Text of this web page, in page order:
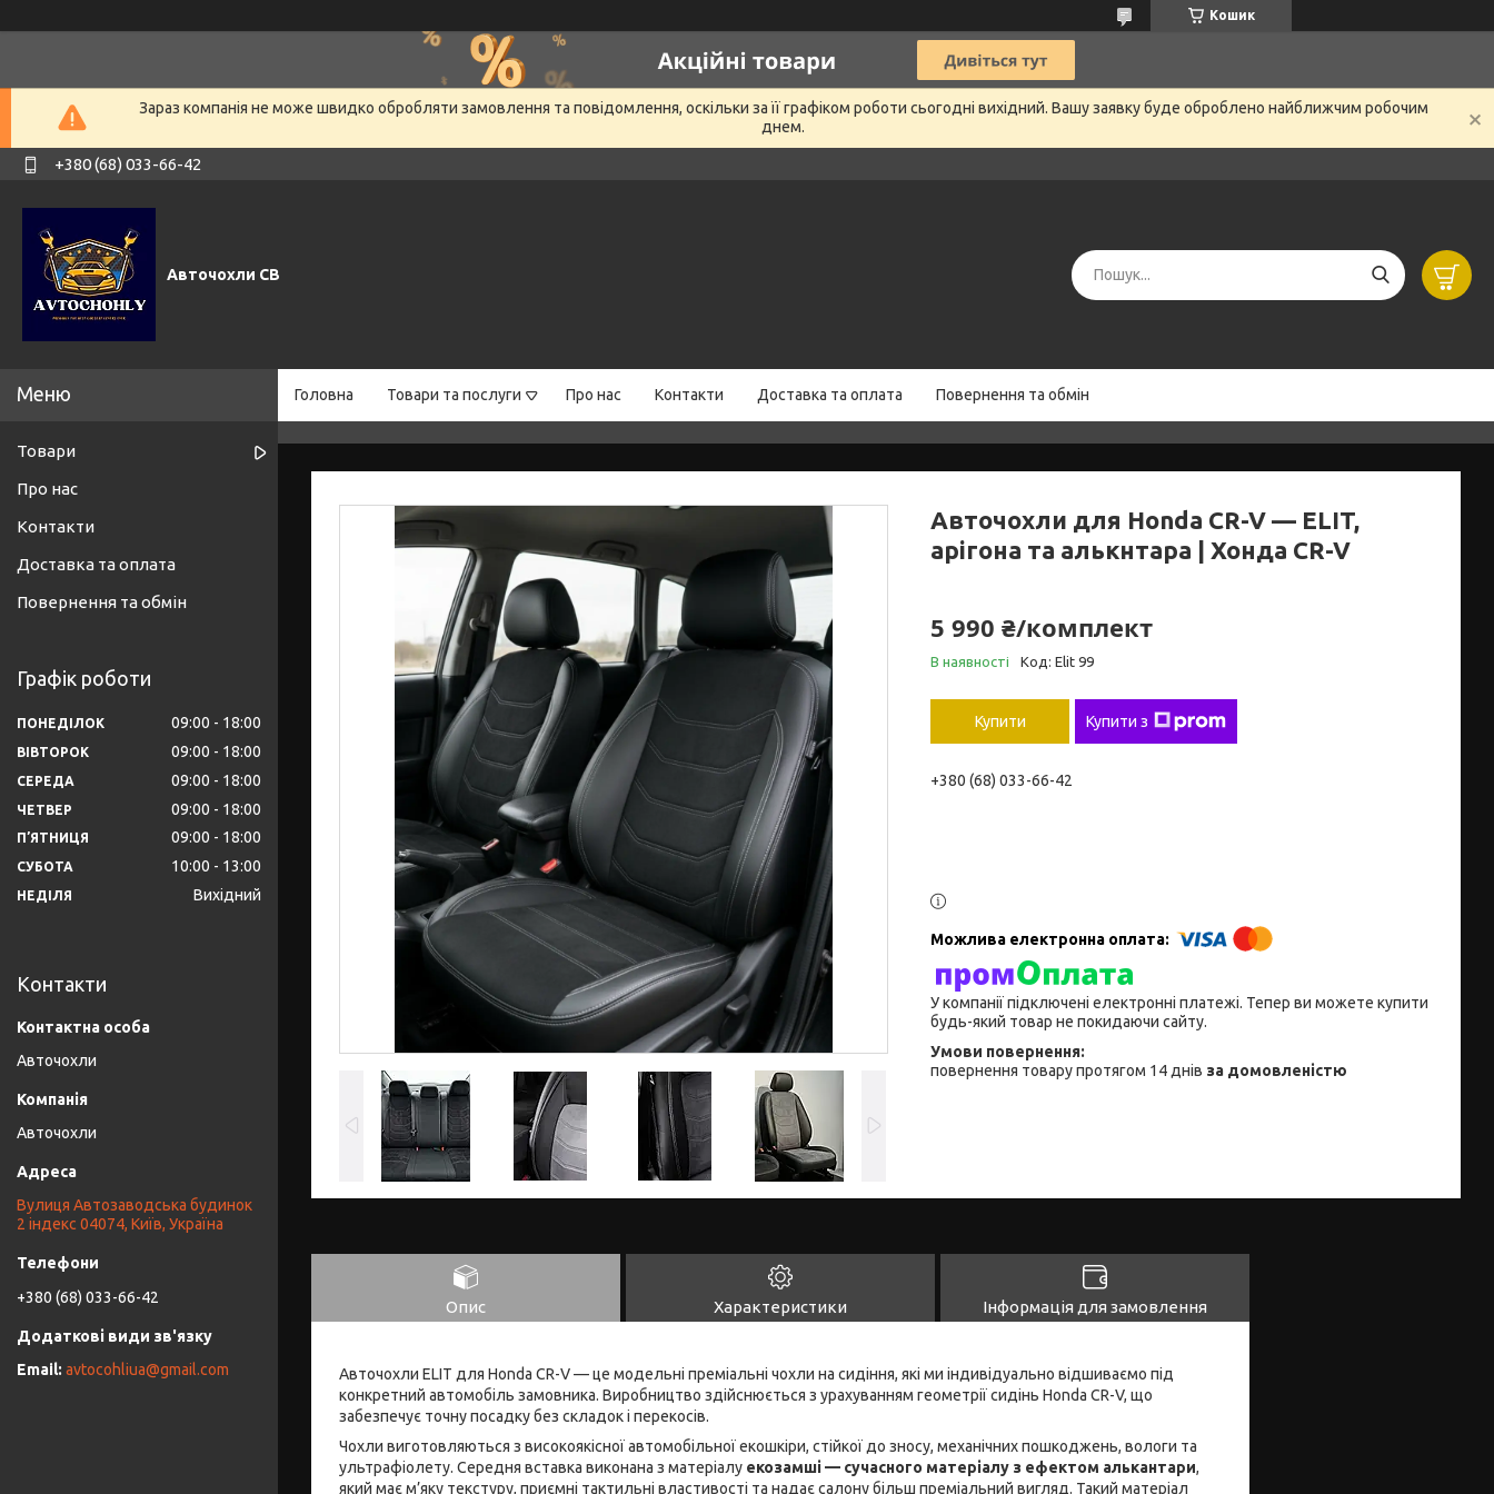
Кошик
Зараз компанія не може швидко обробляти замовлення та повідомлення, оскільки за її графіком роботи сьогодні вихідний. Вашу заявку буде оброблено найближчим робочим
днем.
+380 (68) 033-66-42
Авточохли СВ
Головна Товари та послуги Про нас Контакти Доставка та оплата Повернення та обмін
Авточохли для Honda CR-V — ELIT,
арігона та алькнтара | Хонда CR-V
5 990 ₴/комплект
В наявності Код: Elit 99
Купити Купити з
+380 (68) 033-66-42
У компанії підключені електронні платежі. Тепер ви можете купити
будь-який товар не покидаючи сайту.
повернення товару протягом 14 днів за домовленістю
Опис Характеристики Інформація для замовлення
Авточохли ELIT для Honda CR-V — це модельні преміальні чохли на сидіння, які ми індивідуально відшиваємо під
конкретний автомобіль замовника. Виробництво здійснюється з урахуванням геометрії сидінь Honda CR-V, що
забезпечує точну посадку без складок і перекосів.
Чохли виготовляються з високоякісної автомобільної екошкіри, стійкої до зносу, механічних пошкоджень, вологи та
ультрафіолету. Середня вставка виконана з матеріалу екозамші — сучасного матеріалу з ефектом алькантари,
який має м’яку текстуру, приємні тактильні властивості та надає салону більш преміальний вигляд. Такий матеріал
Товари
Про нас
Контакти
Доставка та оплата
Повернення та обмін
Графік роботи
ПОНЕДІЛОК 09:00 18:00
ВІВТОРОК 09:00 18:00
СЕРЕДА 09:00 18:00
ЧЕТВЕР 09:00 18:00
ПʼЯТНИЦЯ 09:00 18:00
СУБОТА 10:00 13:00
НЕДІЛЯ Вихідний
Контакти
Авточохли
Авточохли
Вулиця Автозаводська будинок
2 індекс 04074, Київ, Україна
+380 (68) 033-66-42
avtocohliua@gmail.com